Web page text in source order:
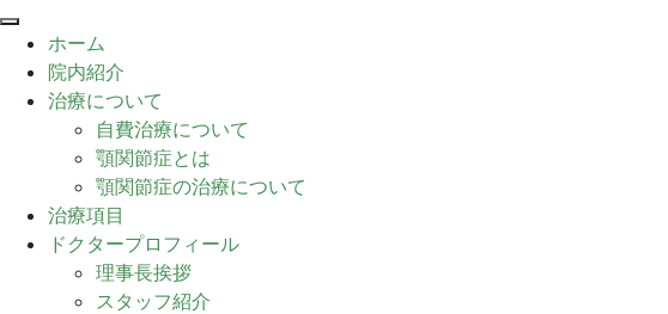
ホーム
院内紹介
治療について
自費治療について
顎関節症とは
顎関節症の治療について
治療項目
ドクタープロフィール
理事長挨拶
スタッフ紹介